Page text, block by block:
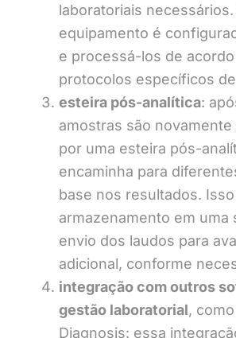
laboratoriais necessários.
equipamento é
e processá-los de
protocolos específicos
esteira pós-analítica:
amostras são
por uma esteira pós-
encaminha para
base nos resultados.
armazenamento em uma
envio dos laudos para
adicional, conforme
integração com outros
gestão laboratorial,
Diagnosis: essa